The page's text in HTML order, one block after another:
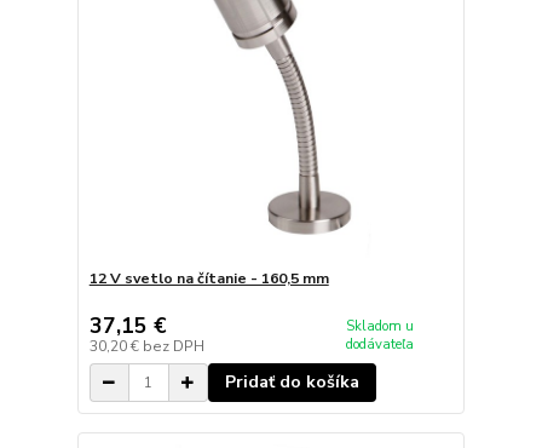
12 V svetlo na čítanie - 160,5 mm
37,15 €
30,20 € bez DPH
Skladom u
dodávateľa
Pridať do košíka